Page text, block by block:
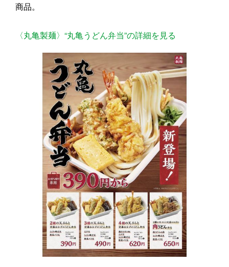
商品。
〈丸亀製麺〉“丸亀うどん弁当”の詳細を見る